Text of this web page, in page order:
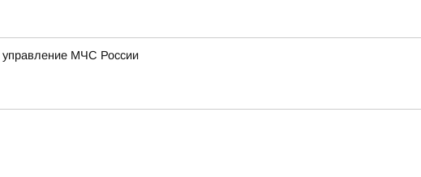
управление МЧС России